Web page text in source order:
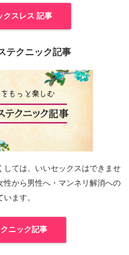
クスレス 記事
テクニック記事
しては、いいセックスはできませ
性から男性へ・マンネリ解消への
ます。
ニック記事